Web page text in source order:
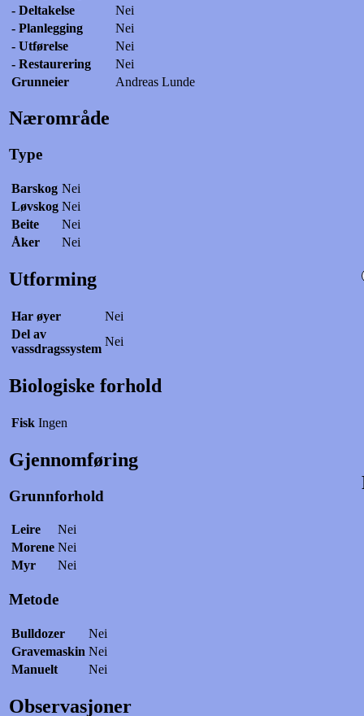
- Deltakelse
Nei
- Planlegging
Nei
- Utførelse
Nei
- Restaurering
Nei
Grunneier
Andreas Lunde
Nærområde
Type
Barskog Nei
Løvskog Nei
Beite
Nei
Åker
Nei
Utforming
Har øyer
Nei
Del av
vassdragssystem
Nei
Biologiske forhold
Fisk Ingen
Gjennomføring
Grunnforhold
Leire
Nei
Morene Nei
Myr
Nei
Metode
Bulldozer
Nei
Gravemaskin Nei
Manuelt
Nei
Observasjoner